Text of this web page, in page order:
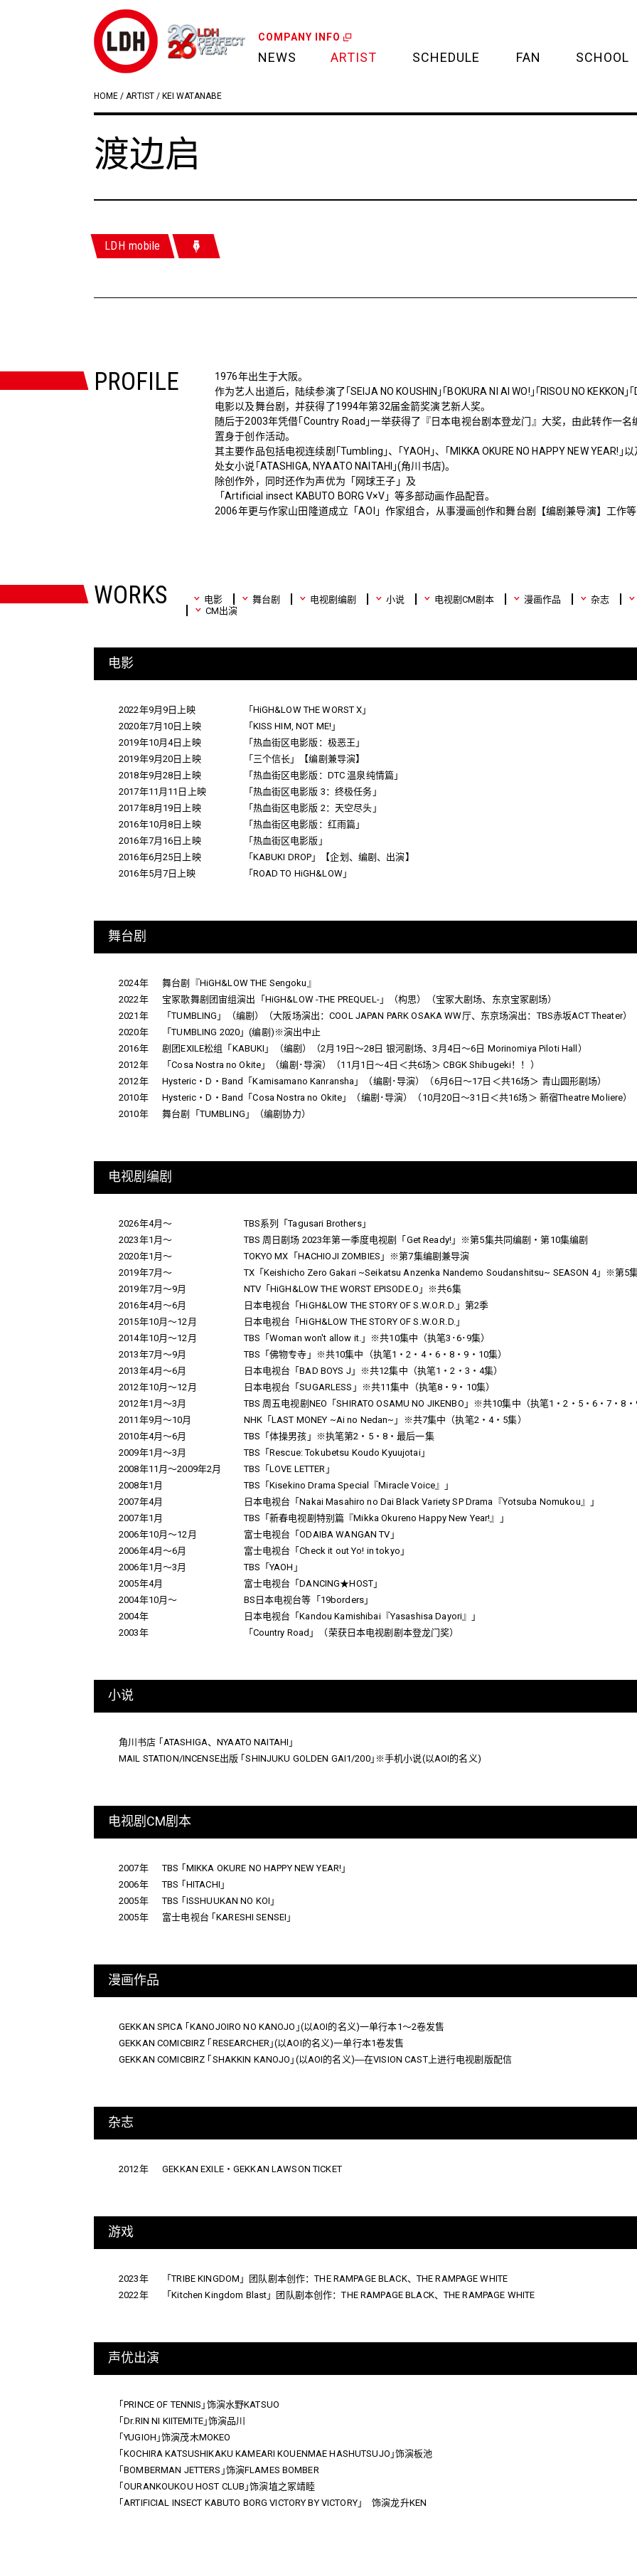
COMPANY INFO
NEWS ARTIST SCHEDULE FAN
CREDIT CARD
SCHOOL
HOME / ARTIST / KEI WATANABE
渡边启
LDH mobile
PROFILE
1976年出生于大阪。
作为艺人出道后，陆续参演了｢SEIJA NO KOUSHIN｣｢BOKURA NI AI WO!｣｢RISOU NO KEKKON｣
电影以及舞台剧，并获得了1994年第32届金箭奖演艺新人奖。
随后于2003年凭借｢Country Road｣一举获得了『日本电视台剧本登龙门』大奖，由此转作一名
置身于创作活动。
其主要作品包括电视连续剧｢Tumbling｣、｢YAOH｣、｢MIKKA OKURE NO HAPPY NEW YEAR!｣以
处女小说｢ATASHIGA, NYAATO NAITAHI｣(角川书店)。
除创作外，同时还作为声优为「网球王子」及
「Artificial insect KABUTO BORG V×V」等多部动画作品配音。
2006年更与作家山田隆道成立「AOI」作家组合，从事漫画创作和舞台剧【编剧兼导演】工作
WORKS 电影 舞台剧 电视剧编剧 小说 电视剧CM剧本 漫画作品
杂志
CM出演
电影
2022年9月9日上映
「HiGH&LOW THE WORST X」
2020年7月10日上映
「KISS HIM, NOT ME!」
2019年10月4日上映
「热血街区电影版：极恶王」
2019年9月20日上映
「三个信长」【编剧兼导演】
2018年9月28日上映
「热血街区电影版：DTC 温泉纯情篇」
2017年11月11日上映
「热血街区电影版 3：终极任务」
2017年8月19日上映
「热血街区电影版 2：天空尽头」
2016年10月8日上映
「热血街区电影版：红雨篇」
2016年7月16日上映
「热血街区电影版」
2016年6月25日上映
「KABUKI DROP」【企划、编剧、出演】
2016年5月7日上映
「ROAD TO HiGH&LOW」
舞台剧
2024年
舞台剧『HiGH&LOW THE Sengoku』
2022年
宝冢歌舞剧团宙组演出「HiGH&LOW -THE PREQUEL-」（构思）（宝冢大剧场、东京宝冢剧场）
2021年
「TUMBLING」（编剧）（大阪场演出：COOL JAPAN PARK OSAKA WW厅、东京场演出：TBS赤坂ACT Theater）
2020年
「TUMBLING 2020」(编剧)※演出中止
2016年
剧团EXILE松组「KABUKI」（编剧）（2月19日～28日 银河剧场、3月4日～6日 Morinomiya Piloti Hall）
2012年
「Cosa Nostra no Okite」（编剧･导演）（11月1日～4日＜共6场＞ CBGK Shibugeki！！）
2012年
Hysteric・D・Band「Kamisamano Kanransha」（编剧･导演）（6月6日～17日＜共16场＞ 青山圆形剧场）
2010年
Hysteric・D・Band「Cosa Nostra no Okite」（编剧･导演）（10月20日～31日＜共16场＞ 新宿Theatre Moliere）
2010年
舞台剧「TUMBLING」（编剧协力）
电视剧编剧
2026年4月～
TBS系列「Tagusari Brothers」
2023年1月～
TBS 周日剧场 2023年第一季度电视剧「Get Ready!」※第5集共同编剧・第10集编剧
2020年1月～
TOKYO MX「HACHIOJI ZOMBIES」※第7集编剧兼导演
2019年7月～
TX「Keishicho Zero Gakari ~Seikatsu Anzenka Nandemo Soudanshitsu~ SEASON 4」※第5
2019年7月～9月
NTV「HiGH&LOW THE WORST EPISODE.O」※共6集
2016年4月～6月
日本电视台「HiGH&LOW THE STORY OF S.W.O.R.D.」第2季
2015年10月～12月
日本电视台「HiGH&LOW THE STORY OF S.W.O.R.D.」
2014年10月～12月
TBS「Woman won't allow it.」※共10集中（执笔3･6･9集）
2013年7月～9月
TBS「佛物专寺」※共10集中（执笔1・2・4・6・8・9・10集）
2013年4月～6月
日本电视台「BAD BOYS J」※共12集中（执笔1・2・3・4集）
2012年10月～12月
日本电视台「SUGARLESS」※共11集中（执笔8・9・10集）
2012年1月～3月
TBS 周五电视剧NEO「SHIRATO OSAMU NO JIKENBO」※共10集中（执笔1・2・5・6・7・8
2011年9月～10月
NHK「LAST MONEY ~Ai no Nedan~」※共7集中（执笔2・4・5集）
2010年4月～6月
TBS「体操男孩」※执笔第2・5・8・最后一集
2009年1月～3月
TBS「Rescue: Tokubetsu Koudo Kyuujotai」
2008年11月～2009年2月
TBS「LOVE LETTER」
2008年1月
TBS「Kisekino Drama Special『Miracle Voice』」
2007年4月
日本电视台「Nakai Masahiro no Dai Black Variety SP Drama『Yotsuba Nomukou』」
2007年1月
TBS「新春电视剧特别篇『Mikka Okureno Happy New Year!』」
2006年10月～12月
富士电视台「ODAIBA WANGAN TV」
2006年4月～6月
富士电视台「Check it out Yo! in tokyo」
2006年1月～3月
TBS「YAOH」
2005年4月
富士电视台「DANCING★HOST」
2004年10月～
BS日本电视台等「19borders」
2004年
日本电视台「Kandou Kamishibai『Yasashisa Dayori』」
2003年
「Country Road」（荣获日本电视剧剧本登龙门奖）
小说
角川书店 ｢ATASHIGA、NYAATO NAITAHI｣
MAIL STATION/INCENSE出版 ｢SHINJUKU GOLDEN GAI1/200｣※手机小说(以AOI的名义)
电视剧CM剧本
2007年
TBS ｢MIKKA OKURE NO HAPPY NEW YEAR!｣
2006年
TBS ｢HITACHI｣
2005年
TBS ｢ISSHUUKAN NO KOI｣
2005年
富士电视台 ｢KARESHI SENSEI｣
漫画作品
GEKKAN SPICA ｢KANOJOIRO NO KANOJO｣(以AOI的名义)一单行本1～2卷发售
GEKKAN COMICBIRZ ｢RESEARCHER｣(以AOI的名义)一单行本1卷发售
GEKKAN COMICBIRZ ｢SHAKKIN KANOJO｣(以AOI的名义)―在VISION CAST上进行电视剧版配信
杂志
2012年 GEKKAN EXILE・GEKKAN LAWSON TICKET
游戏
2023年
「TRIBE KINGDOM」团队剧本创作：THE RAMPAGE BLACK、THE RAMPAGE WHITE
2022年
「Kitchen Kingdom Blast」团队剧本创作：THE RAMPAGE BLACK、THE RAMPAGE WHITE
声优出演
｢PRINCE OF TENNIS｣饰演水野KATSUO
｢Dr.RIN NI KIITEMITE｣饰演品川
｢YUGIOH｣饰演茂木MOKEO
｢KOCHIRA KATSUSHIKAKU KAMEARI KOUENMAE HASHUTSUJO｣饰演板池
｢BOMBERMAN JETTERS｣饰演FLAMES BOMBER
｢OURANKOUKOU HOST CLUB｣饰演埴之冢靖睦
｢ARTIFICIAL INSECT KABUTO BORG VICTORY BY VICTORY｣ 饰演龙升KEN